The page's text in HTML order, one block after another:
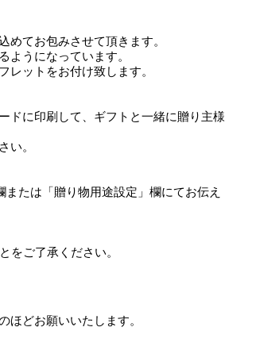
てお包みさせて頂きます。
ようになっています。
ットをお付け致します。
ドに印刷して、ギフトと一緒に贈り主様
い。
たは「贈り物用途設定」欄にてお伝え
をご了承ください。
ほどお願いいたします。